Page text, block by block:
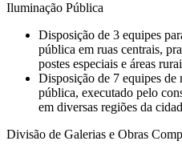
Iluminação Pública
Disposição de 3 equipes
pública em ruas centrais,
postes especiais e áreas
Disposição de 7 equipes
pública, executado pelo
em diversas regiões da
Divisão de Galerias e Obras